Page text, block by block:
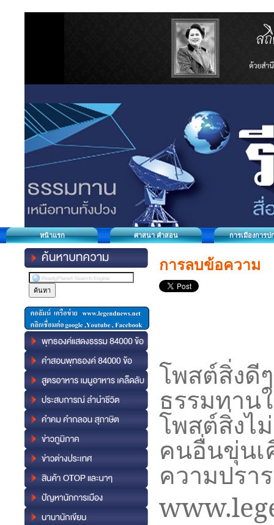
หน้าแรก ศาสนา คำสอน การเมืองการป
การลบข้อความ
โพสต์สิ่งดี
ธรรมทาน
โพสต์สิ่งไ
คนอื่นขุ่นเ
ความปรา